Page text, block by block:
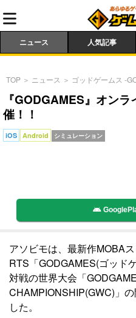
ニュース 人気記事
TOP ＞ ニュース ＞ ゴッドゲームス -
『GODGAMES』オン
催！！
iOS Android シミュレーション
アソビモは、最新作MOBA
RTS「GODGAMES(ゴッド
対戦の世界大会「
CHAMPIONSHIP(GWC)」
した。